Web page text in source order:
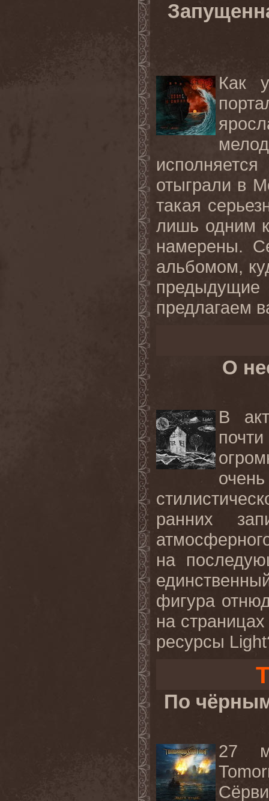
Как
отыграли в
такая
лишь одним
намерены.
альбомом,
предлагаем
О
В
ранних
на
фигура
на
ресурсы
По
27